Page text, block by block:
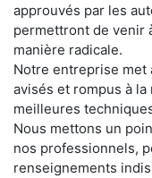
approuvés par les
permettront de venir
manière radicale.
Notre entreprise met
avisés et rompus à
meilleures
Nous mettons un
nos professionnels,
renseignements